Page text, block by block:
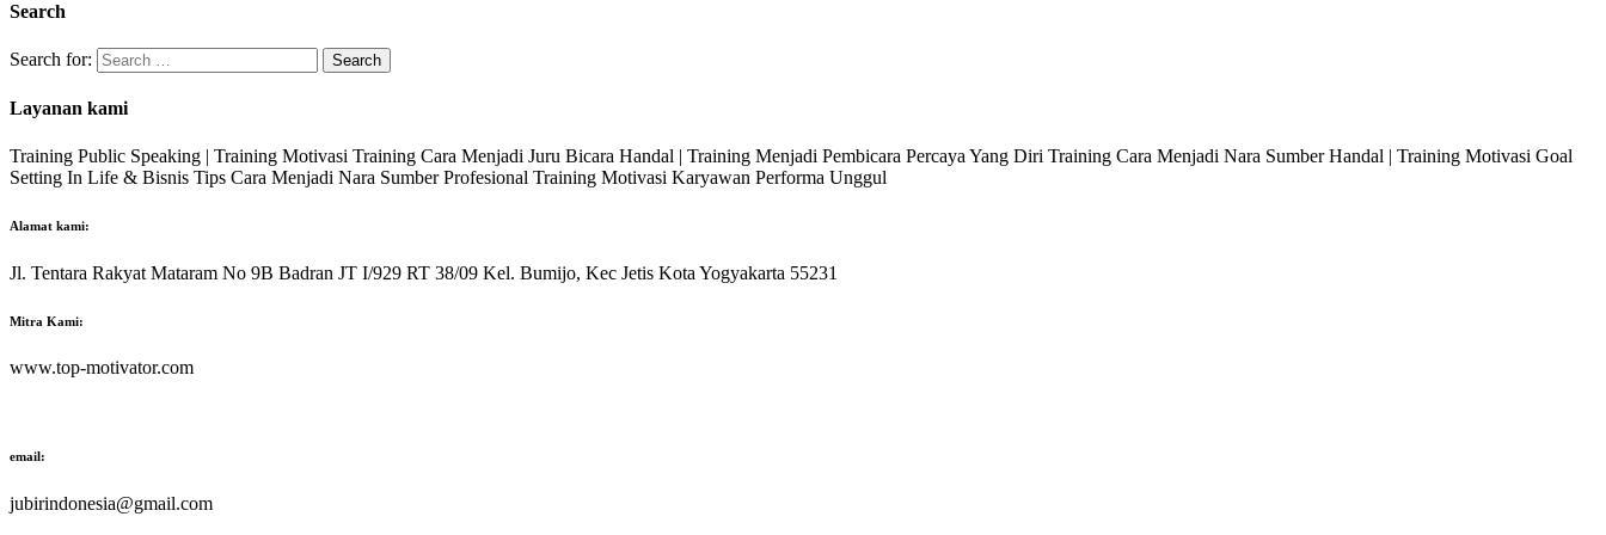
Search
Search for:
Layanan kami
Training Public Speaking | Training Motivasi Training Cara Menjadi Juru Bicara Handal | Training Menjadi Pembicara Percaya Yang Diri Training Cara Menjadi Nara Sumber Handal | Training Motivasi Goal
Setting In Life & Bisnis Tips Cara Menjadi Nara Sumber Profesional Training Motivasi Karyawan Performa Unggul
Alamat kami:
Jl. Tentara Rakyat Mataram No 9B Badran JT I/929 RT 38/09 Kel. Bumijo, Kec Jetis Kota Yogyakarta 55231
Mitra Kami:
www.top-motivator.com
email:
jubirindonesia@gmail.com